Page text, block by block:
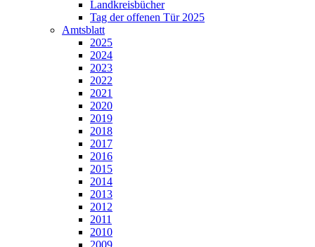
Landkreisbücher
Tag der offenen Tür 2025
Amtsblatt
2025
2024
2023
2022
2021
2020
2019
2018
2017
2016
2015
2014
2013
2012
2011
2010
2009